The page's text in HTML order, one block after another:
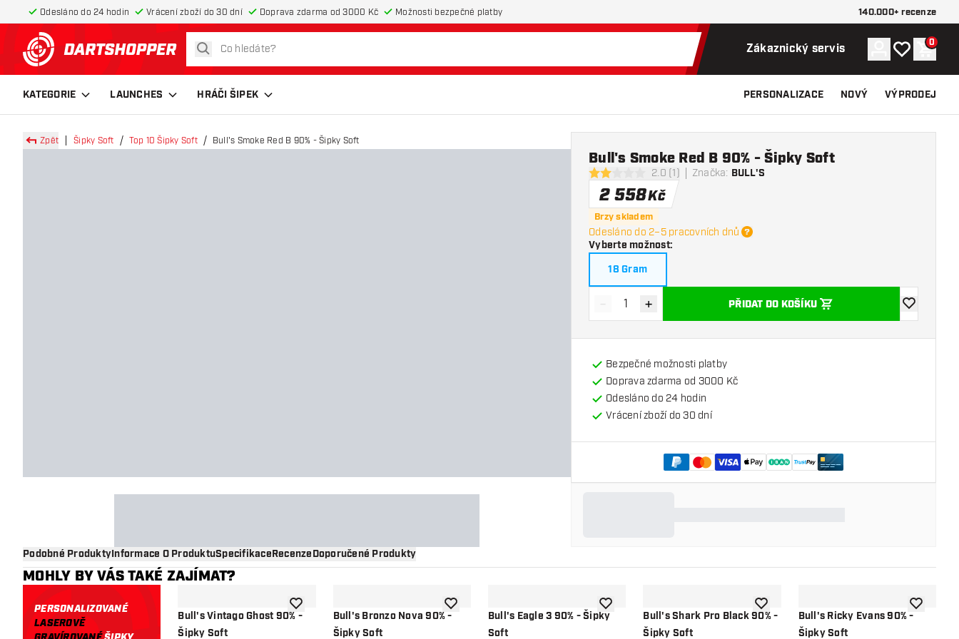
Odesláno do 24 hodin Vrácení zboží do 30 dní Doprava zdarma od 3000 Kč Možnosti bezpečné platby 140.000+ recenze
Zpět na hlavní stránku
hledat Zákaznický servis ÚčetMůj seznam
0
KATEGORIE LAUNCHES HRÁČI ŠIPEK PERSONALIZACE NOVÝ VÝPRODEJ
Zpět Šipky Soft Top 10 Šipky Soft Bull's Smoke Red B 90% - Šipky Soft
2 hodnoticí hvězdičky
2.0 (1) Značka: BULL'S
Bull's Smoke Red B 90% - Šipky Soft
2 558Kč
Brzy skladem
Odesláno do 2–5 pracovních dnů
Vyberte možnost:
18 Gram
Snížit množství
- Zvýšit množství
+ PŘIDAT DO KOŠÍKU
Přidat do
Bezpečné možnosti platby
Doprava zdarma od 3000 Kč
Odesláno do 24 hodin
Vrácení zboží do 30 dní
Podobné ProduktyInformace O ProduktuSpecifikaceRecenzeDoporučené Produkty
MOHLY BY VÁS TAKÉ ZAJÍMAT?
PERSONALIZOVANÉ
LASEROVĚ
Bull's Vintago Ghost 90% -
Šipky Soft
Přidat do seznamu přání
Bull's Bronzo Nova 90% -
Šipky Soft
Přidat do seznamu přání
Bull's Eagle 3 90% - Šipky
Soft
Přidat do seznamu přání
Bull's Shark Pro Black 90% -
Šipky Soft
Přidat do seznamu přání
Bull's Ricky Evans 90% -
Šipky Soft
Přidat do